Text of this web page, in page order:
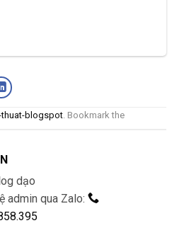
thuat-blogspot . Bookmark the
dạo
admin qua Zalo: